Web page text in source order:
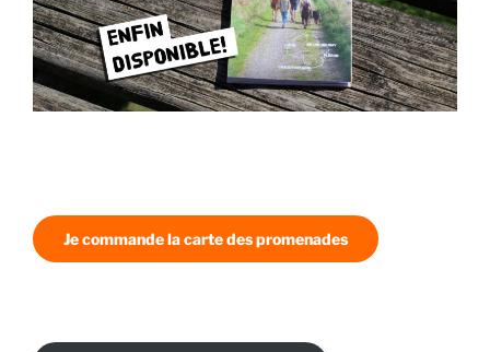
Je commande la carte des promenades